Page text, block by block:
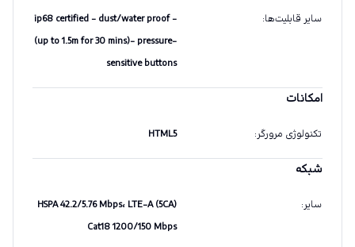
سایر قابلیت‌ها:
- ip68 certified - dust/water proof
(up to 1.5m for 30 mins)- pressure-
sensitive buttons
امکانات
تکنولوژی مرورگر:
HTML5
شبکه
سایر:
HSPA 42.2/5.76 Mbps، LTE-A (5CA)
Cat18 1200/150 Mbps